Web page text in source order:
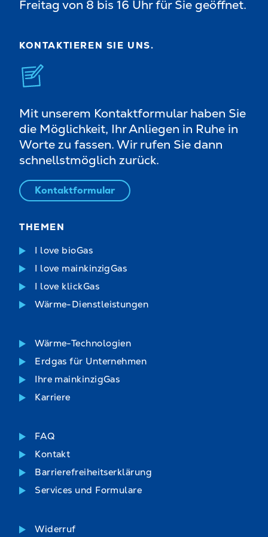
Referentin der Geschäftsführung
06051.8233-407
Natascha Porath
06051.8233-451
Nachricht schreiben
06051.8233-405
Nachricht schreiben
Nachricht schreiben
Vertrieb Wärmelösungen
06051.8233-540
Wärmelösungen
06051.8233-403
Jonas Rübel
06051.8233-483
Stefan Pölzl
Bereichsleiter Shared-Service
06051.8233-480
Nachricht schreiben
Simon Pfeifer
Marketing und Sponsoring
06051.8233-751
Nachricht schreiben
Freitag von 8 bis 16 Uhr für Sie geöffnet.
KONTAKTIEREN SIE UNS.
Mit unserem Kontaktformular haben Sie
die Möglichkeit, Ihr Anliegen in Ruhe in
Worte zu fassen. Wir rufen Sie dann
schnellstmöglich zurück.
Kontaktformular
THEMEN
I love bioGas
I love mainkinzigGas
I love klickGas
Wärme-Dienstleistungen
Wärme-Technologien
Erdgas für Unternehmen
Ihre mainkinzigGas
Karriere
FAQ
Kontakt
Barrierefreiheitserklärung
Services und Formulare
Widerruf